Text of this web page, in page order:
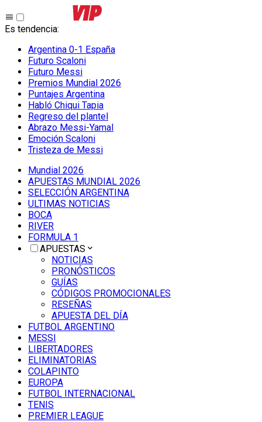
Es tendencia:
Argentina 0-1 España
Futuro Scaloni
Futuro Messi
Premios Mundial 2026
Puntajes Argentina
Habló Chiqui Tapia
Regreso del plantel
Abrazo Messi-Yamal
Emoción Scaloni
Tristeza de Messi
Mundial 2026
APUESTAS MUNDIAL 2026
SELECCIÓN ARGENTINA
ULTIMAS NOTICIAS
BOCA
RIVER
FORMULA 1
APUESTAS
NOTICIAS
PRONÓSTICOS
GUÍAS
CÓDIGOS PROMOCIONALES
RESEÑAS
APUESTA DEL DÍA
FUTBOL ARGENTINO
MESSI
LIBERTADORES
ELIMINATORIAS
COLAPINTO
EUROPA
FUTBOL INTERNACIONAL
TENIS
PREMIER LEAGUE